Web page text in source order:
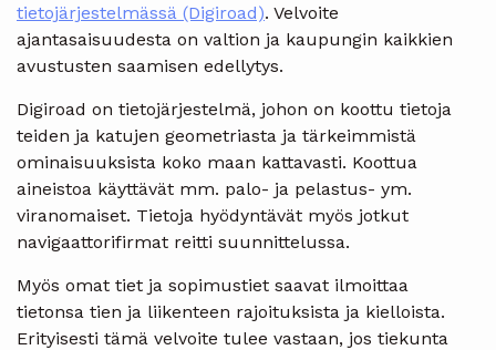
tietojärjestelmässä (Digiroad). Velvoite
ajantasaisuudesta on valtion ja kaupungin kaikkien
avustusten saamisen edellytys.
Digiroad on tietojärjestelmä, johon on koottu tietoja
teiden ja katujen geometriasta ja tärkeimmistä
ominaisuuksista koko maan kattavasti. Koottua
aineistoa käyttävät mm. palo- ja pelastus- ym.
viranomaiset. Tietoja hyödyntävät myös jotkut
navigaattorifirmat reitti suunnittelussa.
Myös omat tiet ja sopimustiet saavat ilmoittaa
tietonsa tien ja liikenteen rajoituksista ja kielloista.
Erityisesti tämä velvoite tulee vastaan, jos tiekunta